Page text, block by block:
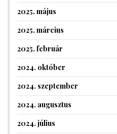
2025. május
2025. március
2025. február
2024. október
2024. szeptember
2024. augusztus
2024. július